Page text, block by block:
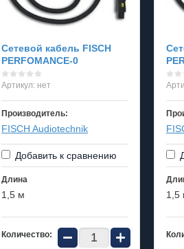
Сетевой кабель FISCH
PERFOMANCE-0
Артикул: нет
Производитель:
FISCH Audiotechnik
Добавить к сравнению
Длина
1,5 м
Количество: − +
1,5